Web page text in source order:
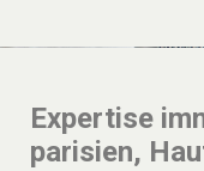
Expertise
parisien,